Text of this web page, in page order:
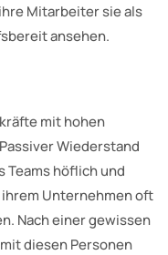
Mitarbeiter sie als
ansehen.
mit hohen
Wiederstand
Teams höflich und
Unternehmen oft
Nach einer gewissen
diesen Personen